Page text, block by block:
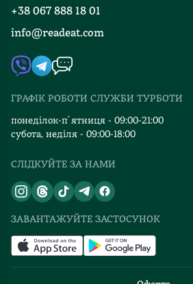
Книгарні
Контакти
Автори
Видавництва
Відгуки та оцінка RDT
+38 067 888 18 01
info@readeat.com
ГРАФІК РОБОТИ СЛУЖБИ ТУРБОТИ
понеділок-п`ятниця - 09:00-21:00
субота, неділя - 09:00-18:00
СЛІДКУЙТЕ ЗА НАМИ
ЗАВАНТАЖУЙТЕ ЗАСТОСУНОК